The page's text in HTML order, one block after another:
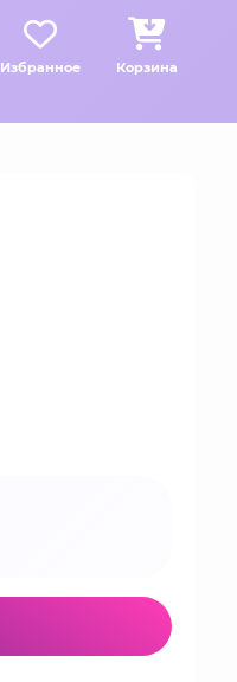
Избранное Корзина